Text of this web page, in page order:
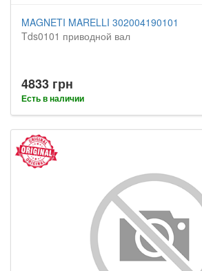
MAGNETI MARELLI 302004190101
Tds0101 приводной вал
4833 грн
Есть в наличии